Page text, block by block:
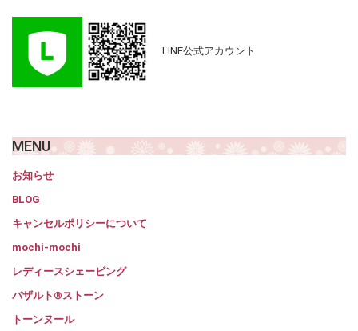
LINE公式アカウント
MENU
お知らせ
BLOG
キャンセルポリシーについて
mochi-mochi
レディースシェービング
バザルト®ストーン
トーンヌール